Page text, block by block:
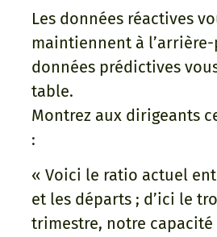
Les données réactives
maintiennent à l’arrière-
données prédictives
table.
Montrez aux dirigeants
:
« Voici le ratio actuel
et les départs ; d’ici le
trimestre, notre capacité